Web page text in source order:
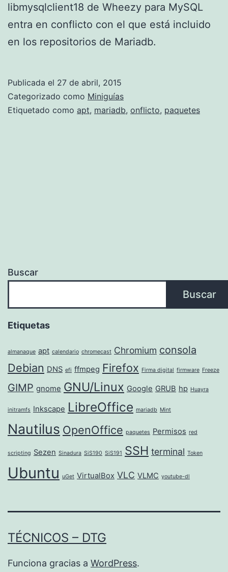
libmysqlclient18 de Wheezy para MySQL
entra en conflicto con el que está incluido
en los repositorios de Mariadb.
Publicada el 27 de abril, 2015
Categorizado como Miniguías
Etiquetado como apt, mariadb, onflicto, paquetes
Buscar
Buscar
Etiquetas
almanaque apt calendario chromecast Chromium consola
Debian DNS efi ffmpeg Firefox Firma digital firmware Freeze
GIMP gnome GNU/Linux Google GRUB hp Huayra
initramfs Inkscape LibreOffice mariadb Mint
Nautilus OpenOffice paquetes Permisos red
scripting Sezen Sinadura SiS190 SiS191 SSH terminal Token
Ubuntu uGet VirtualBox VLC VLMC youtube-dl
TÉCNICOS – DTG
Funciona gracias a WordPress.